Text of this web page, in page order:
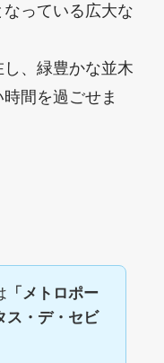
っている広大な
、緑豊かな並木
間を過ごせま
「メトロポー
ス・デ・セビ